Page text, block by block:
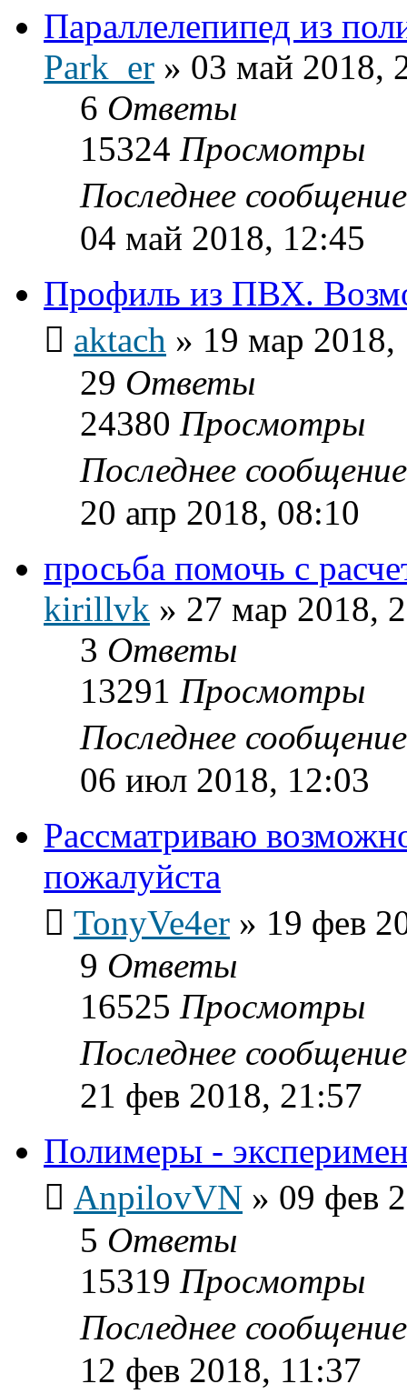
Параллелепипед из
Park_er » 03 май 2018,
6 Ответы
15324 Просмотры
Последнее
04 май 2018, 12:45
Профиль из ПВХ.
aktach » 19 мар 2018,
29 Ответы
24380 Просмотры
Последнее
20 апр 2018, 08:10
просьба помочь с
kirillvk » 27 мар 2018,
3 Ответы
13291 Просмотры
Последнее
06 июл 2018, 12:03
Рассматриваю
пожалуйста
TonyVe4er » 19 фев
9 Ответы
16525 Просмотры
Последнее
21 фев 2018, 21:57
Полимеры -
AnpilovVN » 09 фев
5 Ответы
15319 Просмотры
Последнее
12 фев 2018, 11:37